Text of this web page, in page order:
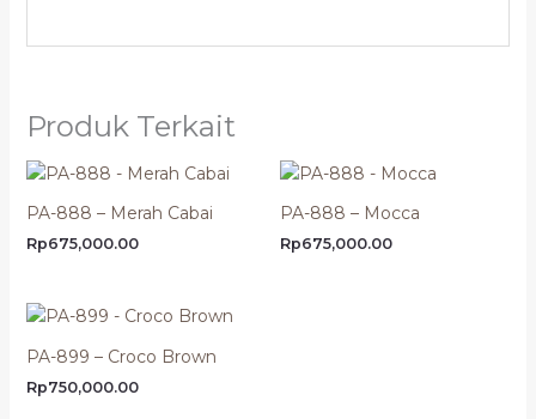
Produk Terkait
PA-888 – Merah Cabai
Rp675,000.00
PA-888 – Mocca
Rp675,000.00
PA-899 – Croco Brown
Rp750,000.00